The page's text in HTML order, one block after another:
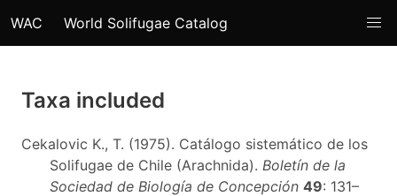
WAC World Solifugae Catalog
Taxa included
Cekalovic K., T. (1975). Catálogo sistemático de los
Solifugae de Chile (Arachnida). Boletín de la
Sociedad de Biología de Concepción 49: 131–